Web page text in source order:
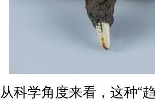
从科学角度来看，这种“